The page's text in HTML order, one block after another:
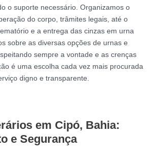
o suporte necessário. Organizamos o
do corpo, trâmites legais, até o
e a entrega das cinzas em urna
sobre as diversas opções de urnas e
sempre a vontade e as crenças
é uma escolha cada vez mais procurada
digno e transparente.
em Cipó, Bahia:
e Segurança